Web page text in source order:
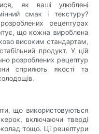
як ваші улюблені
смак і текстуру?
рецептурах
що кожна вироблена
високим стандартам,
продукт. У цій
розроблених рецептур
сприяють якості та
що використовуються
включаючи тверді
тощо. Ці рецептури